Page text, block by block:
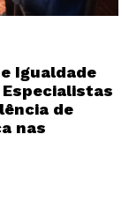
Igualdade
Especialistas
de
nas